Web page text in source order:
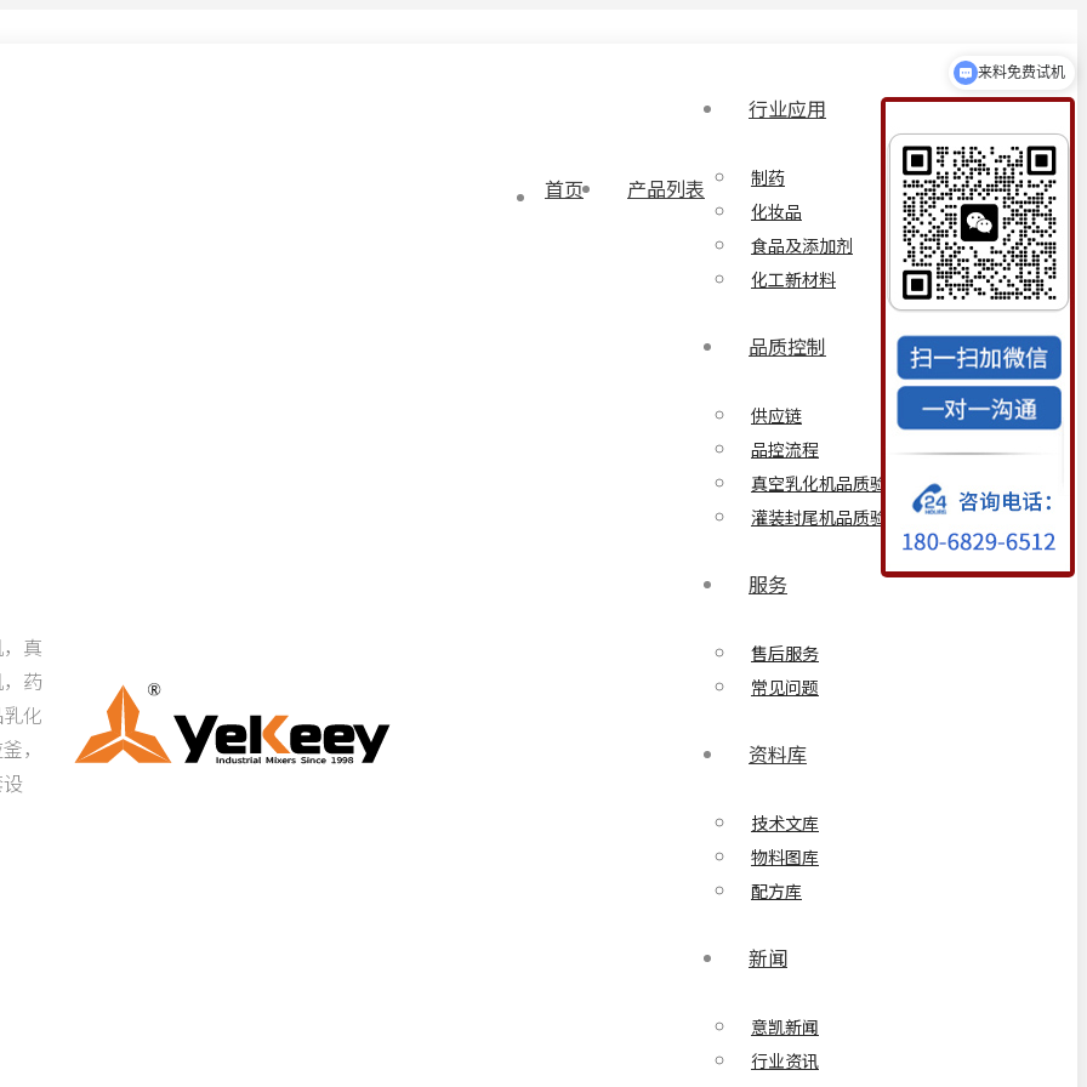
真
药
化
，
首页 产品列表
行业应用
制药
化妆品
食品及添加剂
化工新材料
品质控制
供应链
品控流程
真空乳化机品质验证方案
灌装封尾机品质验证方案
服务
售后服务
常见问题
资料库
技术文库
物料图库
配方库
新闻
意凯新闻
行业资讯
真空均质机